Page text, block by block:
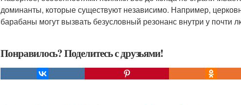
доминанты, которые существуют независимо. Например,
барабаны могут вызвать безусловный резонанс внутри у почти
Понравилось? Поделитесь с друзьями!